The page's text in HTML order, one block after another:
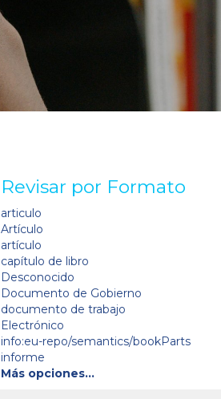
Revisar por Formato
articulo
Artículo
artículo
capítulo de libro
Desconocido
Documento de Gobierno
documento de trabajo
Electrónico
info:eu-repo/semantics/bookParts
informe
Más opciones…